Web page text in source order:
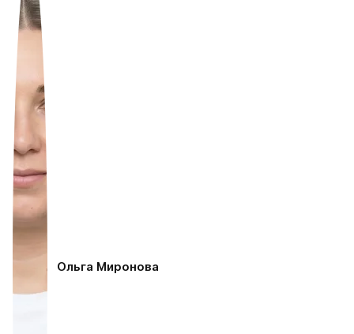
Ольга Миронова